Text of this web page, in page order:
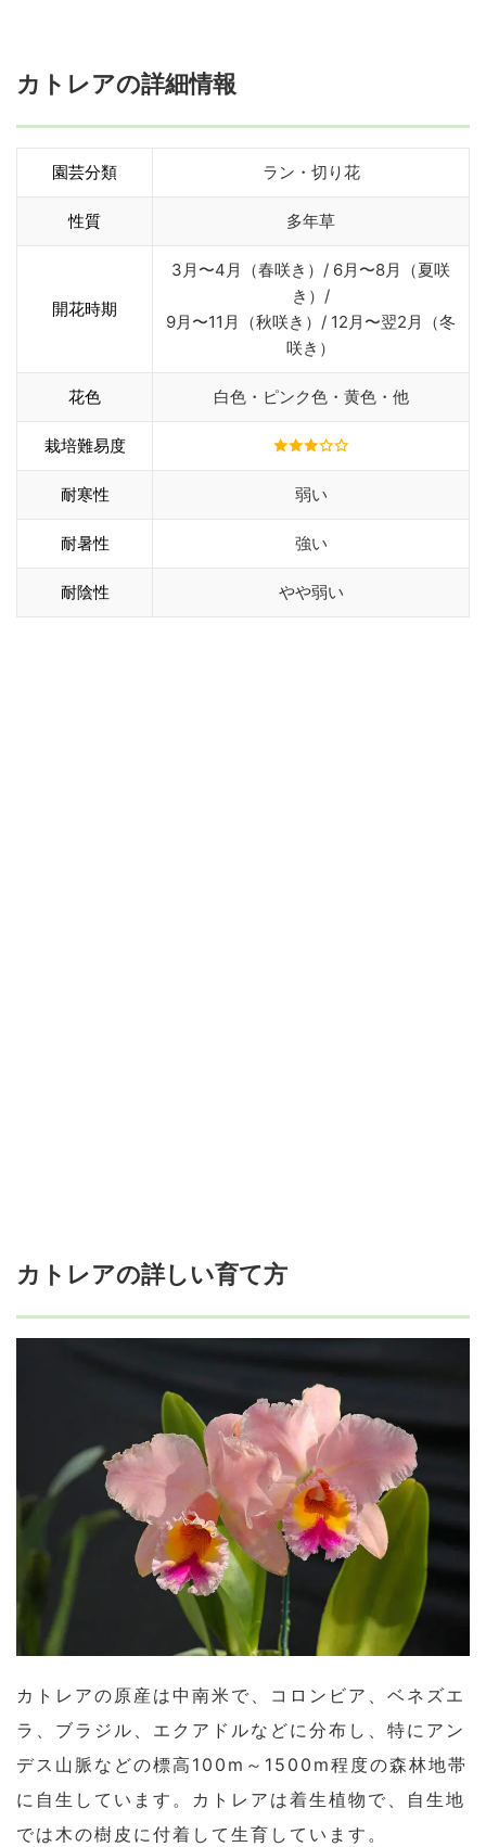
カトレアの詳細情報
園芸分類 ラン・切り花
性質 多年草
開花時期
3月〜4月（春咲き）/ 6月〜8月（夏咲
き）/
9月〜11月（秋咲き）/ 12月〜翌2月（冬
咲き）
花色 白色・ピンク色・黄色・他
栽培難易度
耐寒性 弱い
耐暑性 強い
耐陰性 やや弱い
カトレアの詳しい育て方
カトレアの原産は中南米で、コロンビア、ベネズエ
ラ、ブラジル、エクアドルなどに分布し、特にアン
デス山脈などの標高100m～1500m程度の森林地帯
に自生しています。カトレアは着生植物で、自生地
では木の樹皮に付着して生育しています。